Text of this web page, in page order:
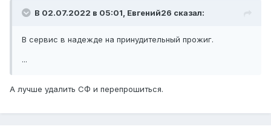
В 02.07.2022 в 05:01, Евгений26 сказал:
В сервис в надежде на принудительный прожиг.
...
А лучше удалить СФ и перепрошиться.